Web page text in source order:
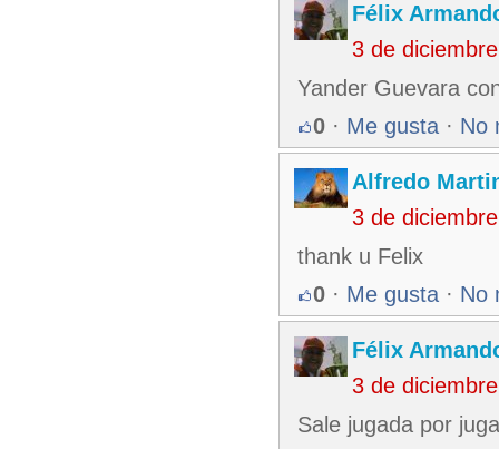
Félix
3 de
Yander Guevara
0 · Me gusta · No
Alfredo
3 de
thank u Felix
0 · Me gusta · No
Félix
3 de
Sale jugada por